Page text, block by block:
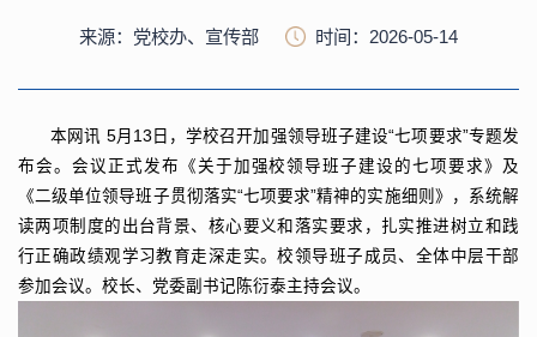
来源：党校办、宣传部 时间：2026-05-14
本网讯 5月13日，学校召开加强领导班子建设“七项要求”专题发
布会。会议正式发布《关于加强校领导班子建设的七项要求》及
《二级单位领导班子贯彻落实“七项要求”精神的实施细则》，系统解
读两项制度的出台背景、核心要义和落实要求，扎实推进树立和践
行正确政绩观学习教育走深走实。校领导班子成员、全体中层干部
参加会议。校长、党委副书记陈衍泰主持会议。